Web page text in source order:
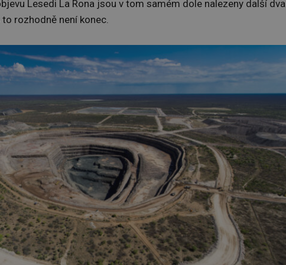
Lesedi La Rona jsou v tom samém dole nalezeny další dva
rozhodně není konec.